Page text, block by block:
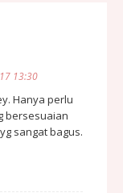
13:30
Hanya perlu
bersesuaian
sangat bagus.